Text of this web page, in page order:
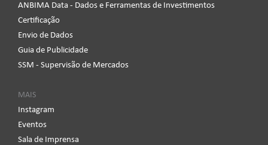
ANBIMA Data - Dados e Ferramentas de Investimentos
Certificação
Envio de Dados
Guia de Publicidade
SSM - Supervisão de Mercados
MAIS
Instagram
Eventos
Sala de Imprensa